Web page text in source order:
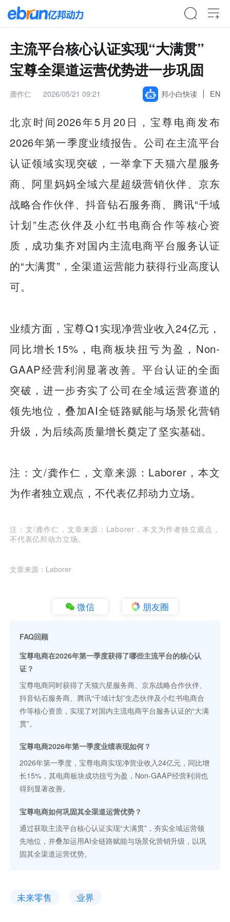
主流平台核心认证实现“大满贯”
宝尊全渠道运营优势进一步巩固
龚作仁 2026/05/21 09:21 邦小白快读 EN
北京时间2026年5月20日，宝尊电商发布
2026年第一季度业绩报告。公司在主流平台
认证领域实现突破，一举拿下天猫六星服务
商、阿里妈妈全域六星超级营销伙伴、京东
战略合作伙伴、抖音钻石服务商、腾讯“千域
计划”生态伙伴及小红书电商合作等核心资
质，成功集齐对国内主流电商平台服务认证
的“大满贯”，全渠道运营能力获得行业高度认
可。
业绩方面，宝尊Q1实现净营业收入24亿元，
同比增长15%，电商板块扭亏为盈，Non-
GAAP经营利润显著改善。平台认证的全面
突破，进一步夯实了公司在全域运营赛道的
领先地位，叠加AI全链路赋能与场景化营销
升级，为后续高质量增长奠定了坚实基础。
注：文/龚作仁，文章来源：Laborer，本文
为作者独立观点，不代表亿邦动力立场。
注：文/龚作仁，文章来源：Laborer，本文为作者独立观点，
不代表亿邦动力立场。
文章来源：Laborer
微信 朋友圈
FAQ回顾
宝尊电商在2026年第一季度获得了哪些主流平台的核心认
证？
宝尊电商同时获得了天猫六星服务商、京东战略合作伙伴、
抖音钻石服务商、腾讯“千域计划”生态伙伴及小红书电商合
作等核心资质，实现了对国内主流电商平台服务认证的“大满
贯”。
宝尊电商2026年第一季度业绩表现如何？
2026年第一季度，宝尊电商实现净营业收入24亿元，同比增
长15%，其电商板块成功扭亏为盈，Non-GAAP经营利润也
得到显著改善。
宝尊电商如何巩固其全渠道运营优势？
通过获取主流平台核心认证实现“大满贯”，夯实全域运营领
先地位，并叠加运用AI全链路赋能与场景化营销升级，以巩
固其全渠道运营优势。
未来零售 业界